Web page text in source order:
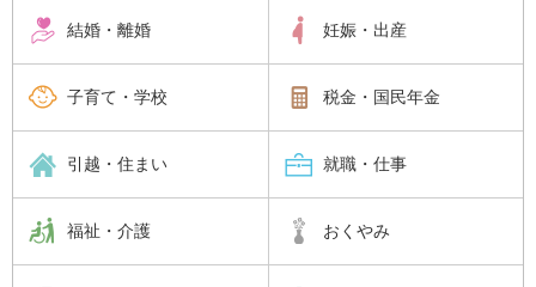
結婚・離婚 妊娠・出産
子育て・学校 税金・国民年金
引越・住まい 就職・仕事
福祉・介護 おくやみ